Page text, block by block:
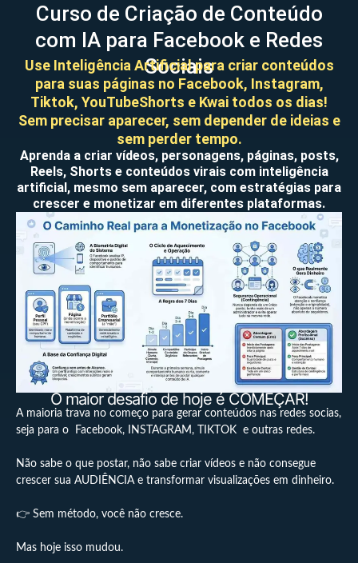
Curso de Criação de Conteúdo
com IA para Facebook e Redes
Sociais
Use Inteligência Artificial para criar conteúdos
para suas páginas no Facebook, Instagram,
Tiktok, YouTubeShorts e Kwai todos os dias!
Sem precisar aparecer, sem depender de ideias e
sem perder tempo.
Aprenda a criar vídeos, personagens, páginas, posts,
Reels, Shorts e conteúdos virais com inteligência
artificial, mesmo sem aparecer, com estratégias para
crescer e monetizar em diferentes plataformas.
O maior desafio de hoje é COMEÇAR!
A maioria trava no começo para gerar conteúdos nas redes socias,
seja para o Facebook, INSTAGRAM, TIKTOK e outras redes.
Não sabe o que postar, não sabe criar vídeos e não consegue
crescer sua AUDIÊNCIA e transformar visualizações em dinheiro.
👉 Sem método, você não cresce.
Mas hoje isso mudou.